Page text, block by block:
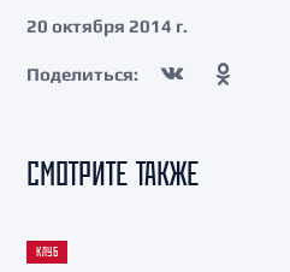
20 октября 2014 г.
Поделиться:
СМОТРИТЕ ТАКЖЕ
КЛУБ